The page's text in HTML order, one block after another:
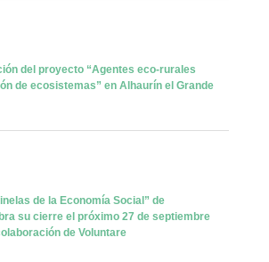
del proyecto “Agentes eco-rurales
de ecosistemas” en Alhaurín el Grande
de la Economía Social” de
su cierre el próximo 27 de septiembre
de Voluntare